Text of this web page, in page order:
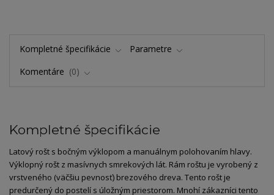
Kompletné špecifikácie
Parametre
Komentáre
0
Kompletné špecifikácie
Latový rošt s bočným výklopom a manuálnym polohovaním hlavy.
Výklopný rošt z masívnych smrekových lát. Rám roštu je vyrobený z
vrstveného (väčšiu pevnosť) brezového dreva. Tento rošt je
predurčený do postelí s úložným priestorom. Mnohí zákazníci tento